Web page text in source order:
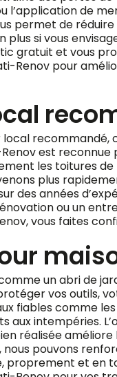
l’application de
permet de
plus si vous
gratuit et vous
Renov pour
recommandé,
est reconnue
les toitures
plus
des années
ou un
vous faites
un abri de
vos outils,
fiables comme
aux intempéries.
réalisée
nous pouvons
proprement et en